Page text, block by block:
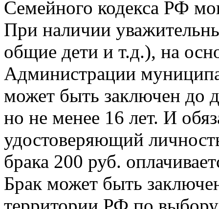
Семейного кодекса РФ
При наличии
общие дети и т.д.), на
Администрации
может быть заключен до
но не менее 16 лет. И
удостоверяющий
брака 200 руб.
Брак может быть